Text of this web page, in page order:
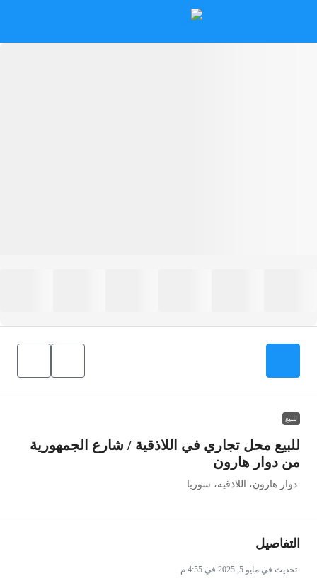
للبيع
للبيع محل تجاري في اللاذقية / شارع الجمهورية
من دوار هارون
دوار هارون، اللاذقية، سوريا
التفاصيل
تحديث في مايو 5, 2025 في 4:55 م